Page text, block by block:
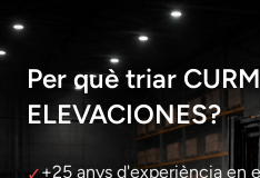
Per què triar
ELEVACIONES?
+25 anys d'experiència en